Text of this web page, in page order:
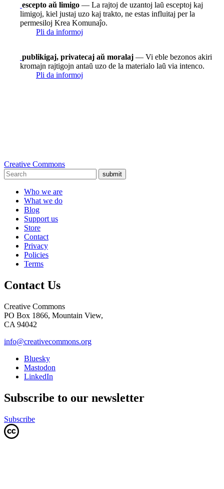
escepto aŭ limigo — La rajtoj de uzantoj laŭ esceptoj kaj
limigoj, kiel justaj uzo kaj trakto, ne estas influitaj per la
permesiloj Krea Komunaĵo.
Pli da informoj
publikigaj, privatecaj aŭ moralaj — Vi eble bezonos akiri
kromajn rajtigojn antaŭ uzo de la materialo laŭ via intenco.
Pli da informoj
Creative Commons
submit
Who we are
What we do
Blog
Support us
Store
Contact
Privacy
Policies
Terms
Contact Us
Creative Commons
PO Box 1866, Mountain View,
CA 94042
info@creativecommons.org
Bluesky
Mastodon
LinkedIn
Subscribe to our newsletter
Subscribe